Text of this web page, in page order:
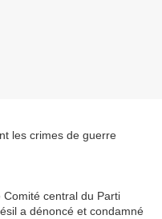
les crimes de guerre
central du Parti
a dénoncé et condamné